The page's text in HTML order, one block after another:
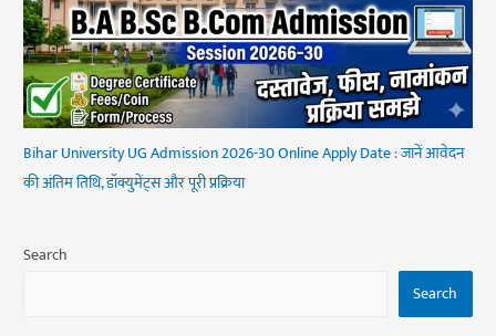
Bihar University UG Admission 2026-30 Online Apply Date : जानें आवेदन
की अंतिम तिथि, डॉक्युमेंट्स और पूरी प्रक्रिया
Search
Search